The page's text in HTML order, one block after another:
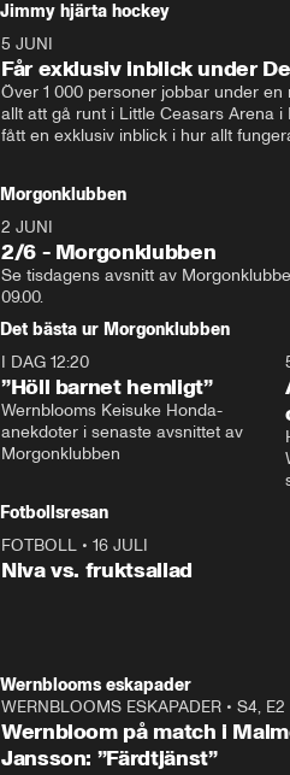
Jimmy hjärta hockey
5 JUNI
Får exklusiv inblick under
Över 1 000 personer jobbar under en
allt att gå runt i Little Ceasars Arena i
fått en exklusiv inblick i hur allt
Morgonklubben
2 JUNI
2/6 - Morgonklubben
Se tisdagens avsnitt av
Det bästa ur Morgonklubben
I DAG 12:20
”Höll barnet hemligt”
Wernblooms Keisuke Honda-
anekdoter i senaste avsnittet av
Morgonklubben
Fotbollsresan
FOTBOLL • 16 JULI
Niva vs. fruktsallad
Wernblooms eskapader
WERNBLOOMS ESKAPADER • S4, E2
Wernbloom på match i
Jansson: ”Färdtjänst”